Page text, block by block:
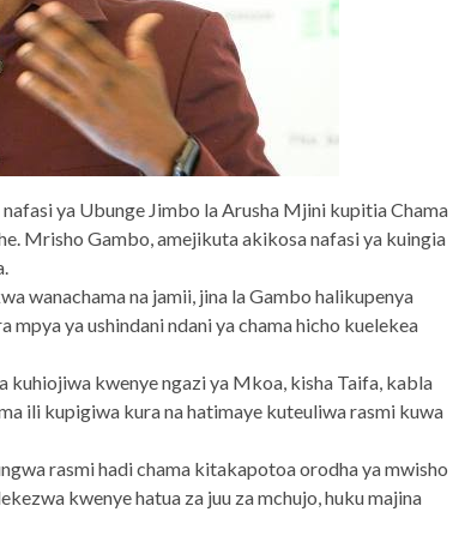
ya Ubunge Jimbo la Arusha Mjini kupitia Chama
Mrisho Gambo, amejikuta akikosa nafasi ya kuingia
wanachama na jamii, jina la Gambo halikupenya
ya ushindani ndani ya chama hicho kuelekea
kwenye ngazi ya Mkoa, kisha Taifa, kabla
ili kupigiwa kura na hatimaye kuteuliwa rasmi kuwa
rasmi hadi chama kitakapotoa orodha ya mwisho
kwenye hatua za juu za mchujo, huku majina